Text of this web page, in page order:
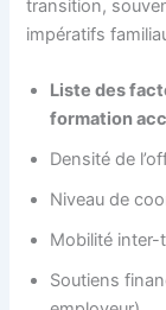
transition,
impératifs
Liste des
formation
Densité de
Niveau de
Mobilité inter-
Soutiens